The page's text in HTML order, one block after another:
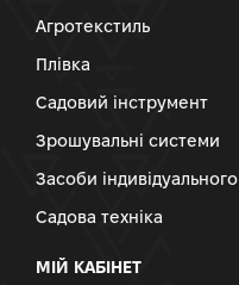
Агротекстиль
Плівка
Садовий інструмент
Зрошувальні системи
Засоби
Садова техніка
МІЙ КАБІНЕТ